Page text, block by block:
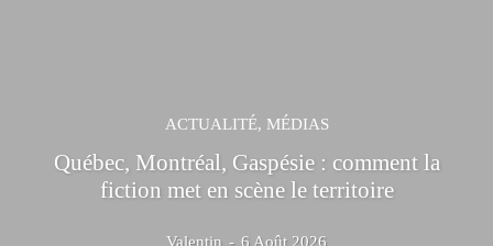
ACTUALITÉ, MÉDIAS
Québec, Montréal, Gaspésie : comment la
fiction met en scène le territoire
Valentin - 6 Août 2026